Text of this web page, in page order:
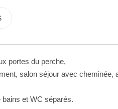
portes du perche,
salon séjour avec cheminée,
et WC séparés.